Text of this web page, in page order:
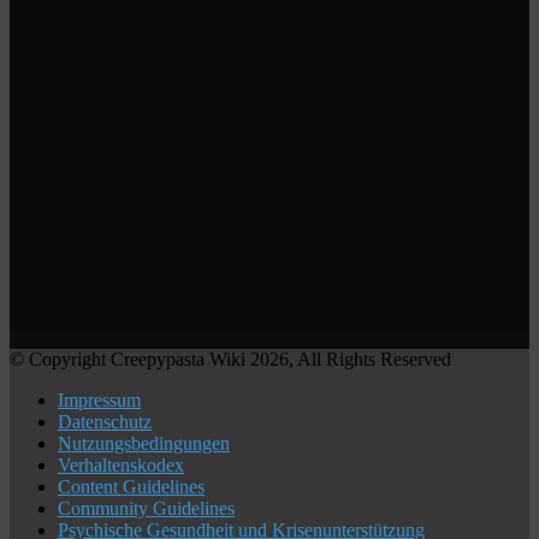
© Copyright Creepypasta Wiki 2026, All Rights Reserved
Impressum
Datenschutz
Nutzungsbedingungen
Verhaltenskodex
Content Guidelines
Community Guidelines
Psychische Gesundheit und Krisenunterstützung